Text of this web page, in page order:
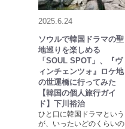
2025.6.24
ソウルで韓国ドラマの聖
地巡りを楽しめる
「SOUL SPOT」、『ヴ
ィンチェンツォ』ロケ地
の世運橋に行ってみた
【韓国の個人旅行ガイ
ド】下川裕治
ひと口に韓国ドラマという
が、いったいどのくらいの